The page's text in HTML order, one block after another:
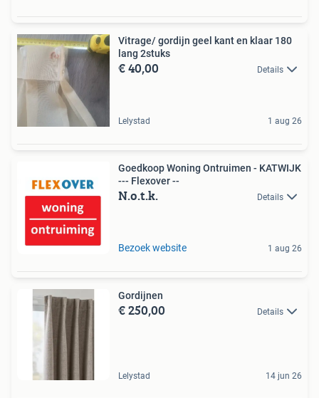
Vitrage/ gordijn geel kant en klaar 180
lang 2stuks
€ 40,00 Details
Lelystad 1 aug 26
Goedkoop Woning Ontruimen - KATWIJK
--- Flexover --
N.o.t.k. Details
Bezoek website 1 aug 26
Gordijnen
€ 250,00 Details
Lelystad 14 jun 26